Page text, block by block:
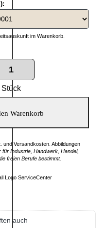
im Warenkorb.
Stück
und Versandkosten. Abbildungen
für Industrie, Handwerk, Handel,
freien Berufe bestimmt.
auch